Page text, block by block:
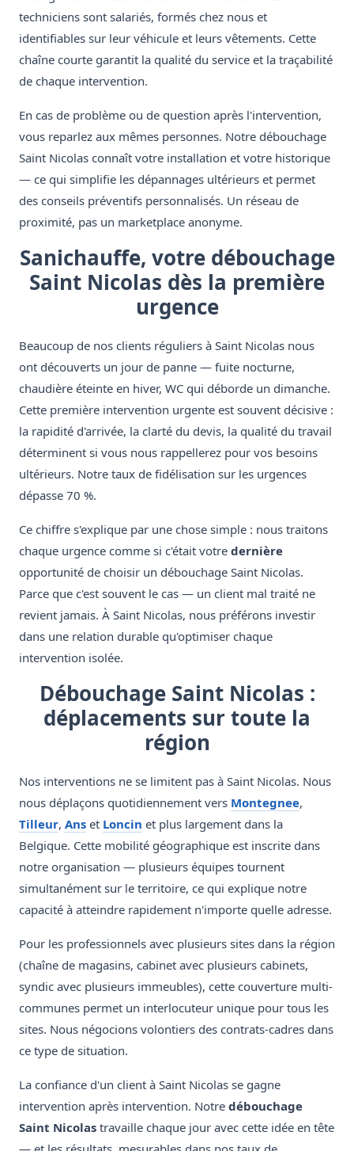
techniciens sont salariés, formés chez nous et
identifiables sur leur véhicule et leurs vêtements. Cette
chaîne courte garantit la qualité du service et la traçabilité
de chaque intervention.
En cas de problème ou de question après l'intervention,
vous reparlez aux mêmes personnes. Notre débouchage
Saint Nicolas connaît votre installation et votre historique
— ce qui simplifie les dépannages ultérieurs et permet
des conseils préventifs personnalisés. Un réseau de
proximité, pas un marketplace anonyme.
Sanichauffe, votre débouchage
Saint Nicolas dès la première
urgence
Beaucoup de nos clients réguliers à Saint Nicolas nous
ont découverts un jour de panne — fuite nocturne,
chaudière éteinte en hiver, WC qui déborde un dimanche.
Cette première intervention urgente est souvent décisive :
la rapidité d'arrivée, la clarté du devis, la qualité du travail
déterminent si vous nous rappellerez pour vos besoins
ultérieurs. Notre taux de fidélisation sur les urgences
dépasse 70 %.
Ce chiffre s'explique par une chose simple : nous traitons
chaque urgence comme si c'était votre dernière
opportunité de choisir un débouchage Saint Nicolas.
Parce que c'est souvent le cas — un client mal traité ne
revient jamais. À Saint Nicolas, nous préférons investir
dans une relation durable qu'optimiser chaque
intervention isolée.
Débouchage Saint Nicolas :
déplacements sur toute la
région
Nos interventions ne se limitent pas à Saint Nicolas. Nous
nous déplaçons quotidiennement vers Montegnee,
Tilleur, Ans et Loncin et plus largement dans la
Belgique. Cette mobilité géographique est inscrite dans
notre organisation — plusieurs équipes tournent
simultanément sur le territoire, ce qui explique notre
capacité à atteindre rapidement n'importe quelle adresse.
Pour les professionnels avec plusieurs sites dans la région
(chaîne de magasins, cabinet avec plusieurs cabinets,
syndic avec plusieurs immeubles), cette couverture multi-
communes permet un interlocuteur unique pour tous les
sites. Nous négocions volontiers des contrats-cadres dans
ce type de situation.
La confiance d'un client à Saint Nicolas se gagne
intervention après intervention. Notre débouchage
Saint Nicolas travaille chaque jour avec cette idée en tête